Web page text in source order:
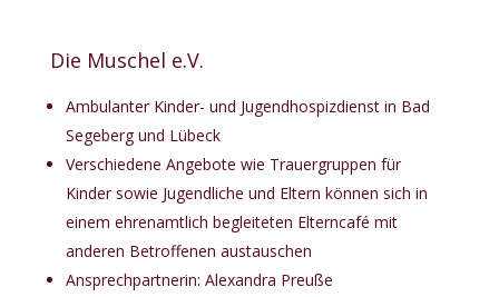
Die Muschel e.V.
Ambulanter Kinder- und Jugendhospizdienst in Bad
Segeberg und Lübeck
Verschiedene Angebote wie Trauergruppen für
Kinder sowie Jugendliche und Eltern können sich in
einem ehrenamtlich begleiteten Elterncafé mit
anderen Betroffenen austauschen
Ansprechpartnerin: Alexandra Preuße